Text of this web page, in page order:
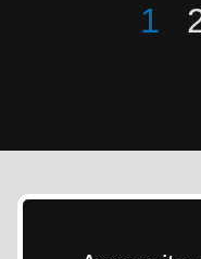
1